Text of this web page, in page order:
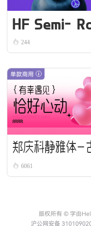
HF Semi-
und VN
244
单款商用
郑庆科静雅体-
朴版 Simple
6061
版权所有 © 字由
沪公网安备